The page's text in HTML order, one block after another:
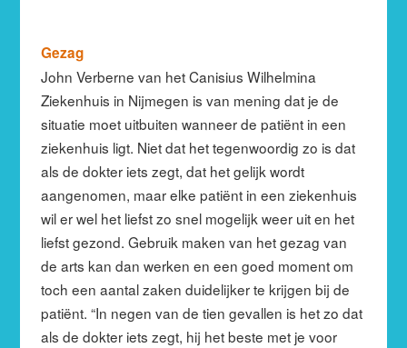
Gezag
John Verberne van het Canisius Wilhelmina
Ziekenhuis in Nijmegen is van mening dat je de
situatie moet uitbuiten wanneer de patiënt in een
ziekenhuis ligt. Niet dat het tegenwoordig zo is dat
als de dokter iets zegt, dat het gelijk wordt
aangenomen, maar elke patiënt in een ziekenhuis
wil er wel het liefst zo snel mogelijk weer uit en het
liefst gezond. Gebruik maken van het gezag van
de arts kan dan werken en een goed moment om
toch een aantal zaken duidelijker te krijgen bij de
patiënt. “In negen van de tien gevallen is het zo dat
als de dokter iets zegt, hij het beste met je voor